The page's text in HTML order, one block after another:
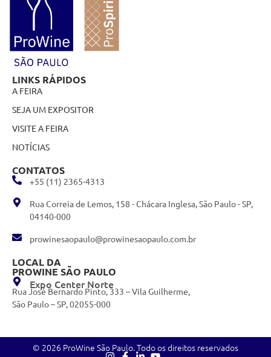
LINKS RÁPIDOS
A FEIRA
SEJA UM EXPOSITOR
VISITE A FEIRA
NOTÍCIAS
+55 (11) 2365-4313
Rua Correia de Lemos, 158 - Chácara Inglesa, São Paulo - SP,
04140-000
prowinesaopaulo@prowinesaopaulo.com.br
CONTATOS
LOCAL DA
PROWINE SÃO PAULO
Expo Center Norte
Rua José Bernardo Pinto, 333 – Vila Guilherme,
São Paulo – SP, 02055-000
© 2026 ProWine São Paulo. Todo os direitos reservados